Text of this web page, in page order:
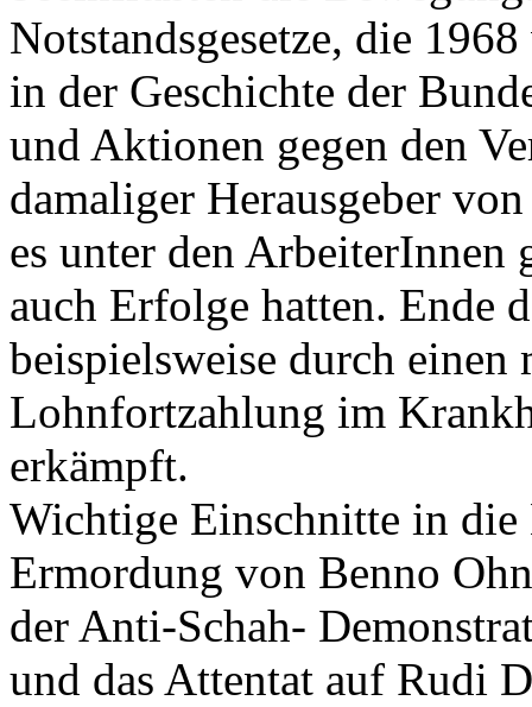
Notstandsgesetze, die
in der Geschichte der
und Aktionen gegen den
damaliger Herausgeber
es unter den ArbeiterInnen
auch Erfolge hatten. Ende
beispielsweise durch
Lohnfortzahlung im
erkämpft.
Wichtige Einschnitte in
Ermordung von Benno
der Anti-Schah-
und das Attentat auf Rudi